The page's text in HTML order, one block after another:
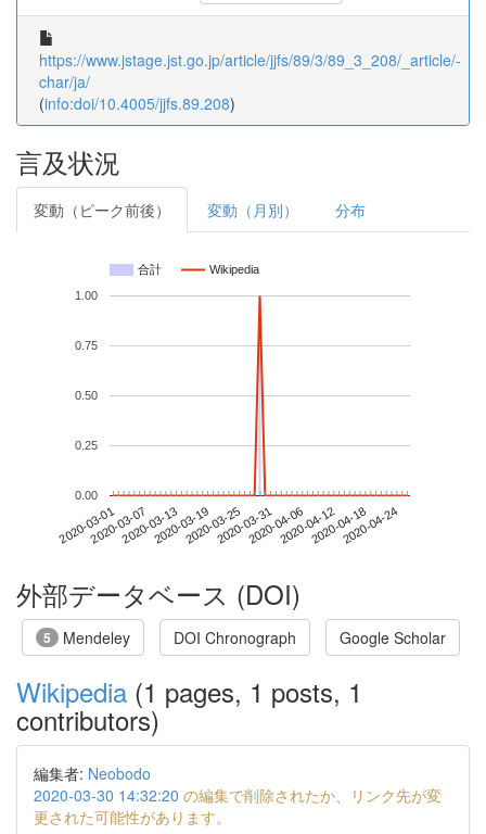
https://www.jstage.jst.go.jp/article/jjfs/89/3/89_3_208/_article/-
char/ja/
(info:doi/10.4005/jjfs.89.208)
言及状況
変動（ピーク前後） 変動（月別） 分布
合計 Wikipedia
2020-03-012020-03-072020-03-132020-03-192020-03-252020-03-312020-04-062020-04-122020-04-182020-04-24
0.00
0.25
0.50
0.75
1.00
外部データベース (DOI)
5 Mendeley DOI Chronograph Google Scholar
Wikipedia (1 pages, 1 posts, 1
contributors)
編集者: Neobodo
2020-03-30 14:32:20 の編集で削除されたか、リンク先が変
更された可能性があります。